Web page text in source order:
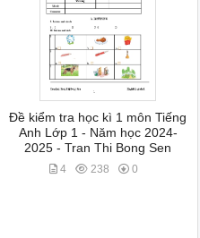
Đề kiểm tra học kì 1 môn Tiếng
Anh Lớp 1 - Năm học 2024-
2025 - Tran Thi Bong Sen
4 238 0